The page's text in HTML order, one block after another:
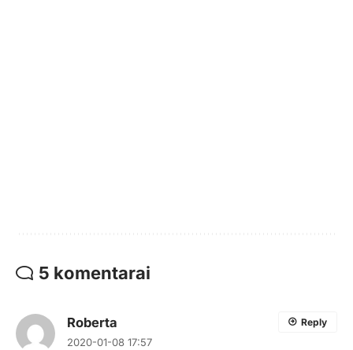
5 komentarai
Roberta
2020-01-08 17:57
Reply